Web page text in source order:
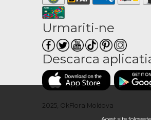
Urmariti-ne
Descarca
2025, OkFlora Moldova